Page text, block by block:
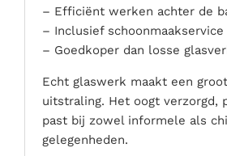
– Efficiënt werken achter de
– Inclusief schoonmaakservice
– Goedkoper dan losse
Echt glaswerk maakt een
uitstraling. Het oogt verzorgd,
past bij zowel informele als
gelegenheden.